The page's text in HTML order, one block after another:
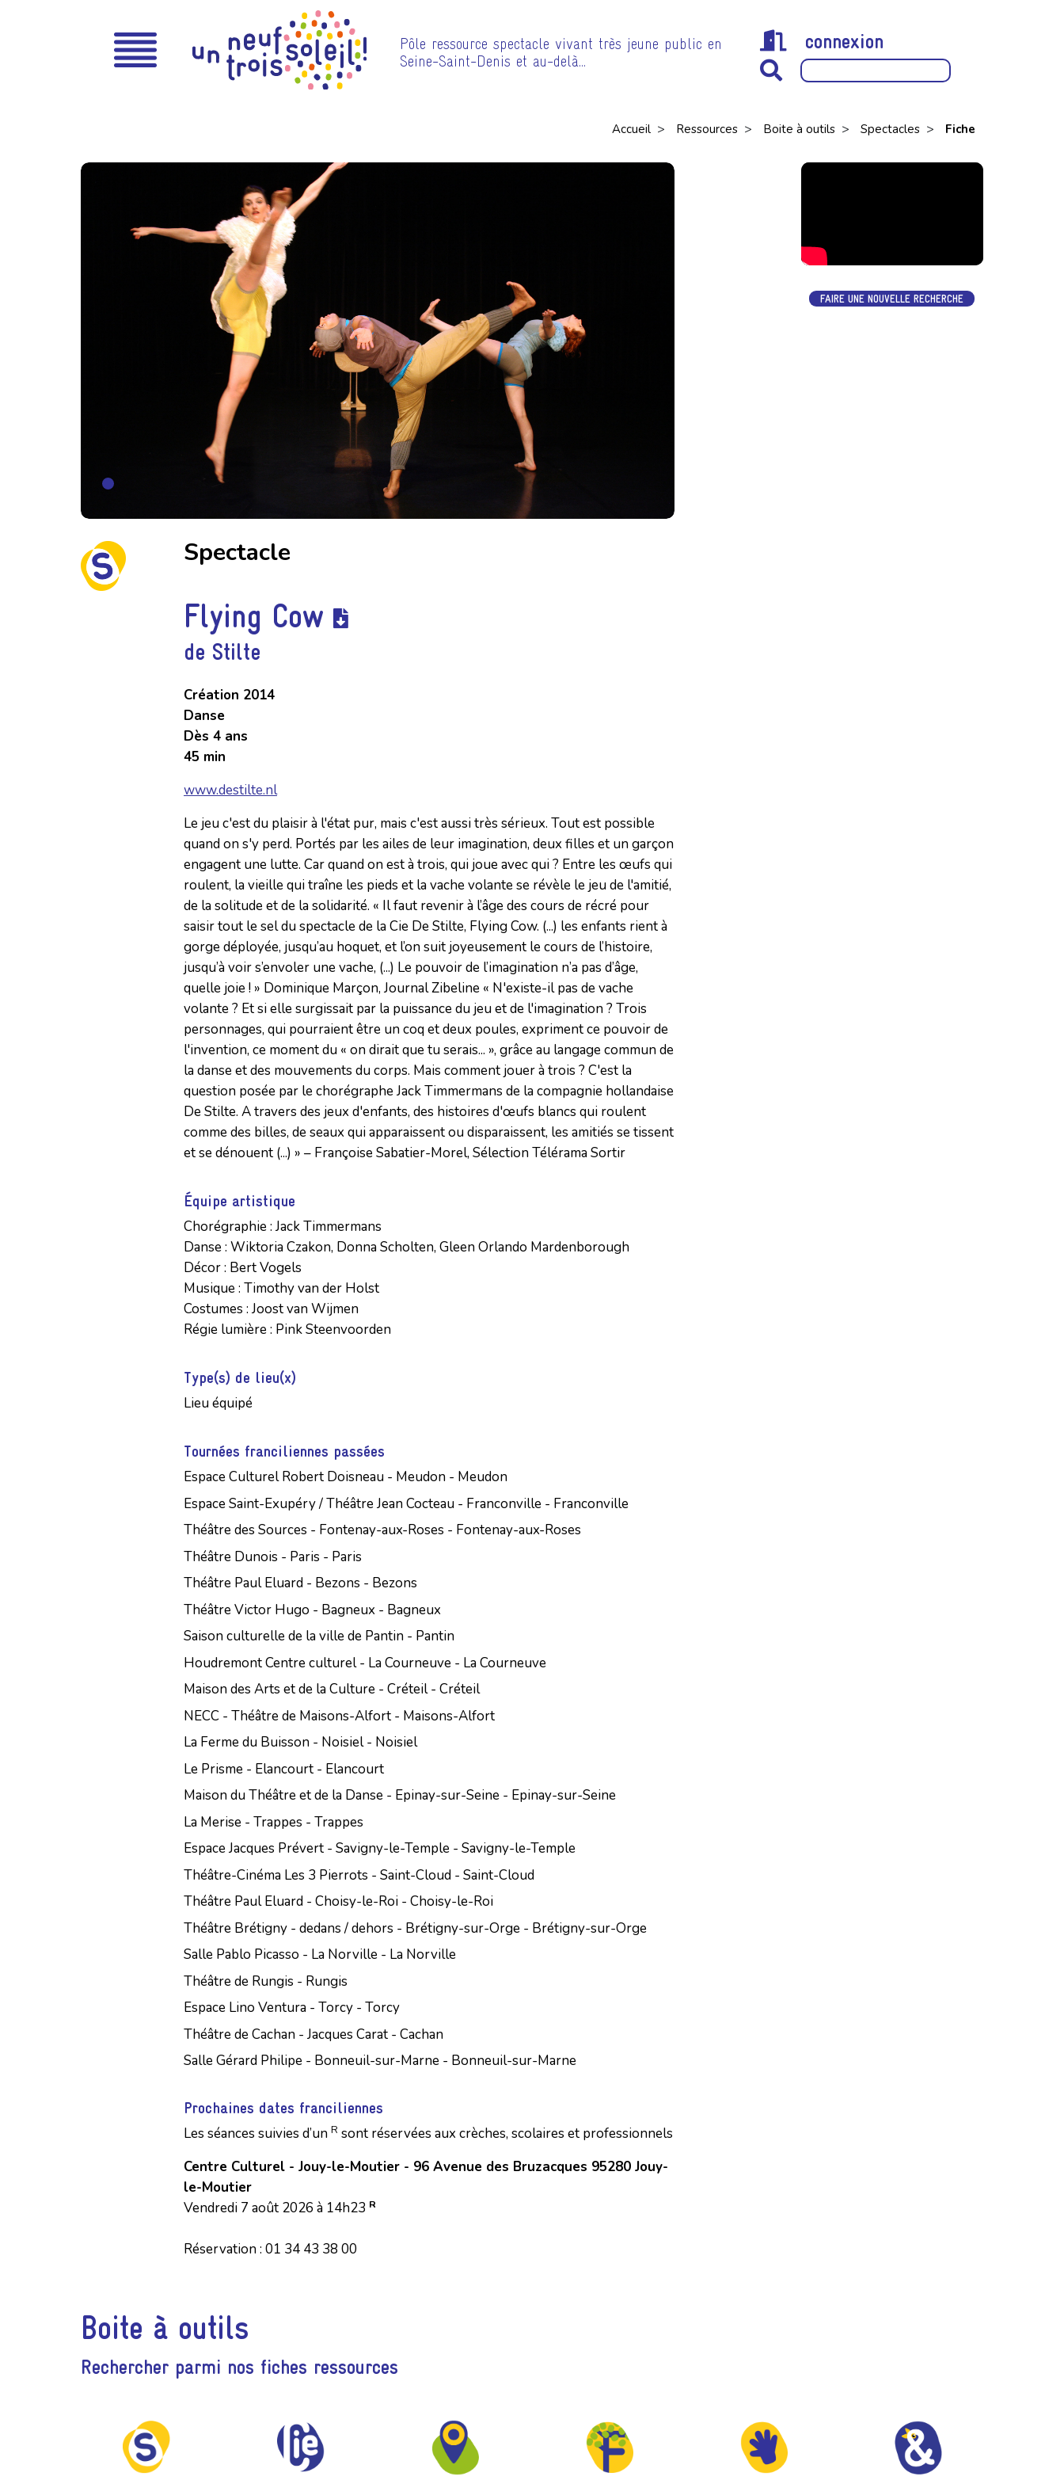
Pôle ressource spectacle vivant très jeune public en
Seine-Saint-Denis et au-delà…
connexion
Accueil > Ressources > Boite à outils > Spectacles > Fiche
Spectacle
Flying Cow
de Stilte
Création 2014
Danse
Dès 4 ans
45 min
www.destilte.nl
Le jeu c'est du plaisir à l'état pur, mais c'est aussi très sérieux. Tout est possible
quand on s'y perd. Portés par les ailes de leur imagination, deux filles et un garçon
engagent une lutte. Car quand on est à trois, qui joue avec qui ? Entre les œufs qui
roulent, la vieille qui traîne les pieds et la vache volante se révèle le jeu de l'amitié,
de la solitude et de la solidarité. « Il faut revenir à l’âge des cours de récré pour
saisir tout le sel du spectacle de la Cie De Stilte, Flying Cow. (...) les enfants rient à
gorge déployée, jusqu’au hoquet, et l’on suit joyeusement le cours de l’histoire,
jusqu’à voir s’envoler une vache, (...) Le pouvoir de l’imagination n’a pas d’âge,
quelle joie ! » Dominique Marçon, Journal Zibeline « N'existe-il pas de vache
volante ? Et si elle surgissait par la puissance du jeu et de l'imagination ? Trois
personnages, qui pourraient être un coq et deux poules, expriment ce pouvoir de
l'invention, ce moment du « on dirait que tu serais... », grâce au langage commun de
la danse et des mouvements du corps. Mais comment jouer à trois ? C'est la
question posée par le chorégraphe Jack Timmermans de la compagnie hollandaise
De Stilte. A travers des jeux d'enfants, des histoires d'œufs blancs qui roulent
comme des billes, de seaux qui apparaissent ou disparaissent, les amitiés se tissent
et se dénouent (...) » – Françoise Sabatier-Morel, Sélection Télérama Sortir
Équipe artistique
Chorégraphie : Jack Timmermans
Danse : Wiktoria Czakon, Donna Scholten, Gleen Orlando Mardenborough
Décor : Bert Vogels
Musique : Timothy van der Holst
Costumes : Joost van Wijmen
Régie lumière : Pink Steenvoorden
Type(s) de lieu(x)
Lieu équipé
Tournées franciliennes passées
Espace Culturel Robert Doisneau - Meudon - Meudon
Espace Saint-Exupéry / Théâtre Jean Cocteau - Franconville - Franconville
Théâtre des Sources - Fontenay-aux-Roses - Fontenay-aux-Roses
Théâtre Dunois - Paris - Paris
Théâtre Paul Eluard - Bezons - Bezons
Théâtre Victor Hugo - Bagneux - Bagneux
Saison culturelle de la ville de Pantin - Pantin
Houdremont Centre culturel - La Courneuve - La Courneuve
Maison des Arts et de la Culture - Créteil - Créteil
NECC - Théâtre de Maisons-Alfort - Maisons-Alfort
La Ferme du Buisson - Noisiel - Noisiel
Le Prisme - Elancourt - Elancourt
Maison du Théâtre et de la Danse - Epinay-sur-Seine - Epinay-sur-Seine
La Merise - Trappes - Trappes
Espace Jacques Prévert - Savigny-le-Temple - Savigny-le-Temple
Théâtre-Cinéma Les 3 Pierrots - Saint-Cloud - Saint-Cloud
Théâtre Paul Eluard - Choisy-le-Roi - Choisy-le-Roi
Théâtre Brétigny - dedans / dehors - Brétigny-sur-Orge - Brétigny-sur-Orge
Salle Pablo Picasso - La Norville - La Norville
Théâtre de Rungis - Rungis
Espace Lino Ventura - Torcy - Torcy
Théâtre de Cachan - Jacques Carat - Cachan
Salle Gérard Philipe - Bonneuil-sur-Marne - Bonneuil-sur-Marne
Prochaines dates franciliennes
Les séances suivies d’un R sont réservées aux crèches, scolaires et professionnels
Centre Culturel - Jouy-le-Moutier - 96 Avenue des Bruzacques 95280 Jouy-
le-Moutier
Vendredi 7 août 2026 à 14h23 R
Réservation : 01 34 43 38 00
FAIRE UNE NOUVELLE RECHERCHE
Boite à outils
Rechercher parmi nos fiches ressources